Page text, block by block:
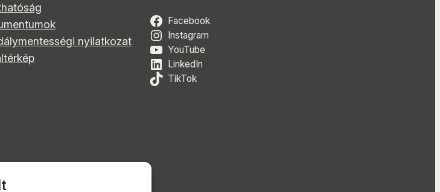
nyilatkozat
Facebook
Instagram
YouTube
LinkedIn
TikTok